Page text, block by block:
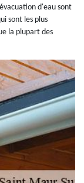
d'eau sont
sont les plus
la plupart des